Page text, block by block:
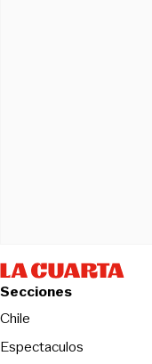
Secciones
Chile
Espectaculos